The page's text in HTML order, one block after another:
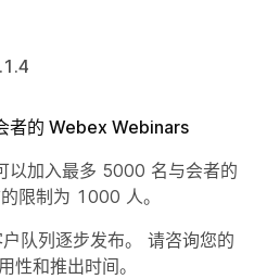
者的 Webex Webinars
以加入最多 5000 名与会者的
限制为 1000 人。
队列逐步发布。 请咨询您的
性和推出时间。